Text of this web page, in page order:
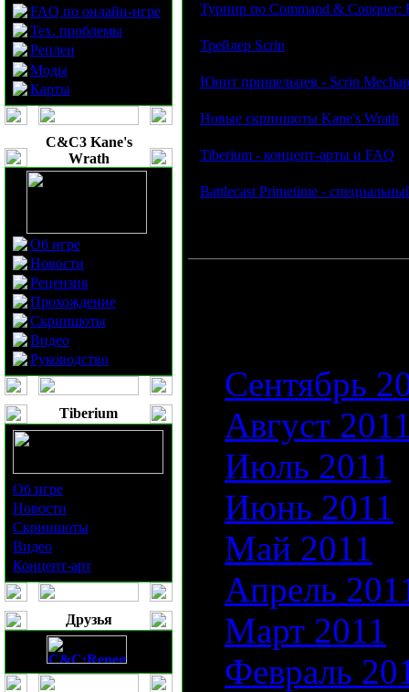
FAQ по онлайн-игре
Тех. проблемы
Реплеи
Моды
Карты
C&C3 Kane's
Wrath
Об игре
Новости
Рецензия
Прохождение
Скриншоты
Видео
Руководство
Tiberium
Об игре
Новости
Скриншоты
Видео
Концепт-арт
Друзья
Турнир по Command & Conquer:
Трейлер Scrin
Юнит пришельцев - Scrin
Новые скриншоты Kane's Wrath
Tiberium - концепт-арты и FAQ
Battlecast Primetime -
Сентябрь
Август
Июль 2011
Июнь 2011
Май 2011
Апрель
Март 2011
Февраль